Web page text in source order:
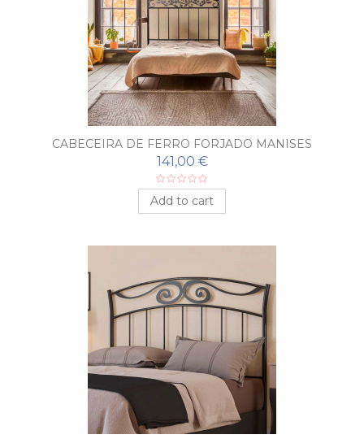
CABECEIRA DE FERRO FORJADO MANISES
141,00 €
Add to cart